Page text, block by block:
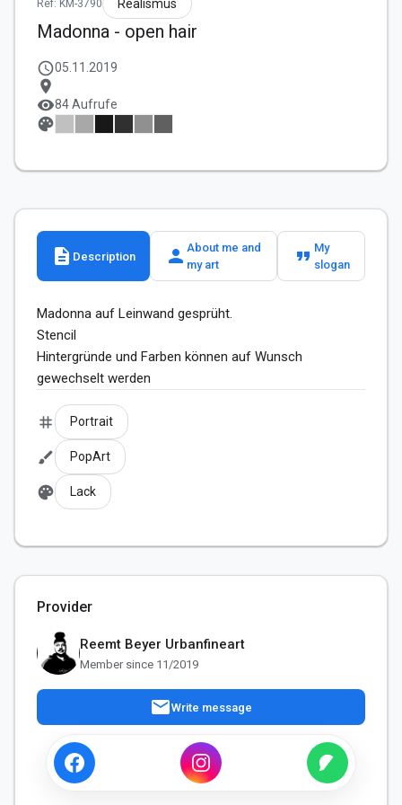
Ref: KM-3790 Realismus
Madonna - open hair
schedule05.11.2019
location_on
visibility84 Aufrufe
palette
description Description person About me and
my art
format_quote My
slogan
Madonna auf Leinwand gesprüht.
Stencil
Hintergründe und Farben können auf Wunsch
gewechselt werden
tag Portrait
brush PopArt
palette Lack
Provider
Reemt Beyer Urbanfineart
Member since 11/2019
mailWrite message